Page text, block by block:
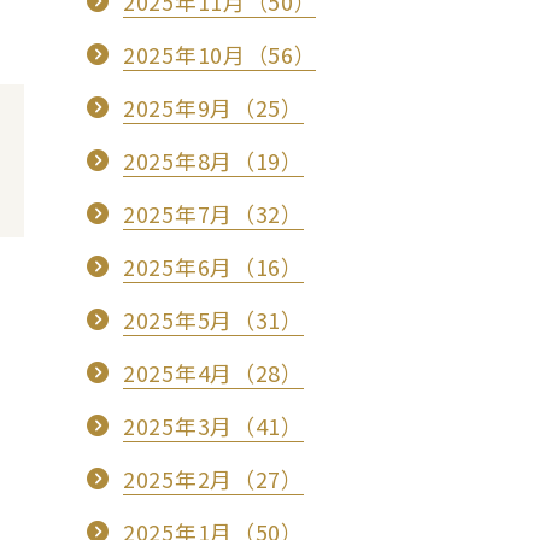
2025年10月（56）
2025年9月（25）
2025年8月（19）
2025年7月（32）
2025年6月（16）
2025年5月（31）
2025年4月（28）
2025年3月（41）
2025年2月（27）
2025年1月（50）